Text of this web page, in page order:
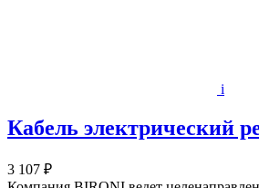
i
Кабель электрический
3 107 ₽